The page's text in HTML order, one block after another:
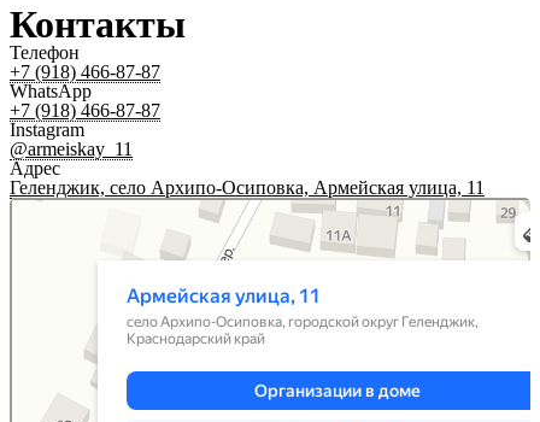
Контакты
Телефон
+7 (918) 466-87-87
WhatsApp
+7 (918) 466-87-87
Instagram
@armeiskay_11
Адрес
Геленджик, село Архипо-Осиповка, Армейская улица, 11
Краснодарский край
Армейская улица, 11 на карте Краснодарского края — Яндекс Карты